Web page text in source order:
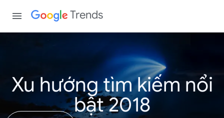
Trends
Xu hướng tìm kiếm nổi
bật 2018